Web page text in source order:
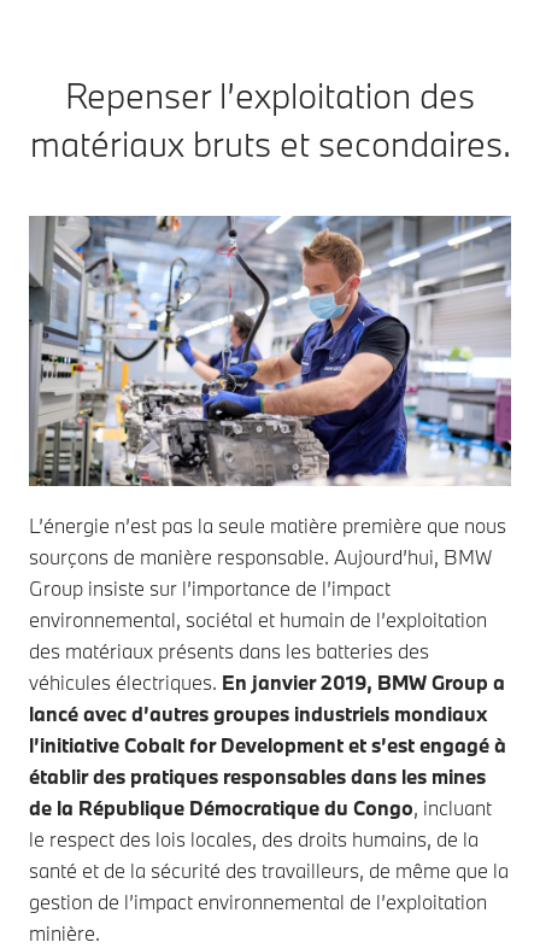
Repenser l’exploitation des
matériaux bruts et secondaires.
L’énergie n’est pas la seule matière première que nous
sourçons de manière responsable. Aujourd’hui, BMW
Group insiste sur l’importance de l’impact
environnemental, sociétal et humain de l’exploitation
des matériaux présents dans les batteries des
véhicules électriques. En janvier 2019, BMW Group a
lancé avec d’autres groupes industriels mondiaux
l’initiative Cobalt for Development et s’est engagé à
établir des pratiques responsables dans les mines
de la République Démocratique du Congo, incluant
le respect des lois locales, des droits humains, de la
santé et de la sécurité des travailleurs, de même que la
gestion de l’impact environnemental de l’exploitation
minière.